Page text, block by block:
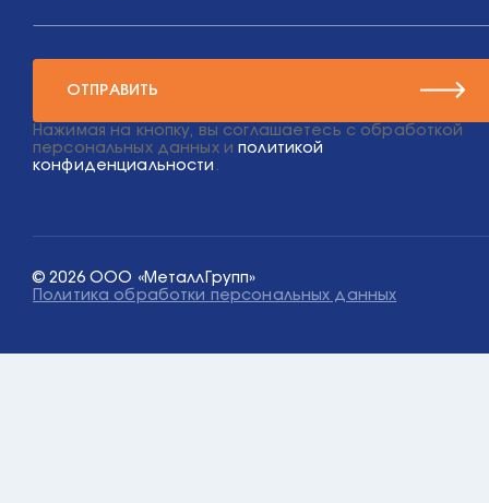
ОТПРАВИТЬ
Нажимая на кнопку, вы соглашаетесь с обработкой
персональных данных иполитикой
конфиденциальности .
© 2026 ООО «МеталлГрупп»
Политика обработки персональных данных